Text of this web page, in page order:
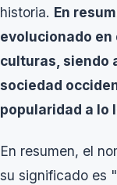
historia. En
evolucionado
culturas, siendo
sociedad
popularidad a lo
En resumen, el
su significado es